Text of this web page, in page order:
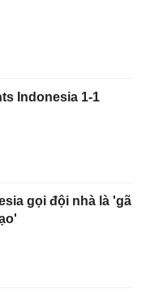
Indonesia 1-1
gọi đội nhà là 'gã